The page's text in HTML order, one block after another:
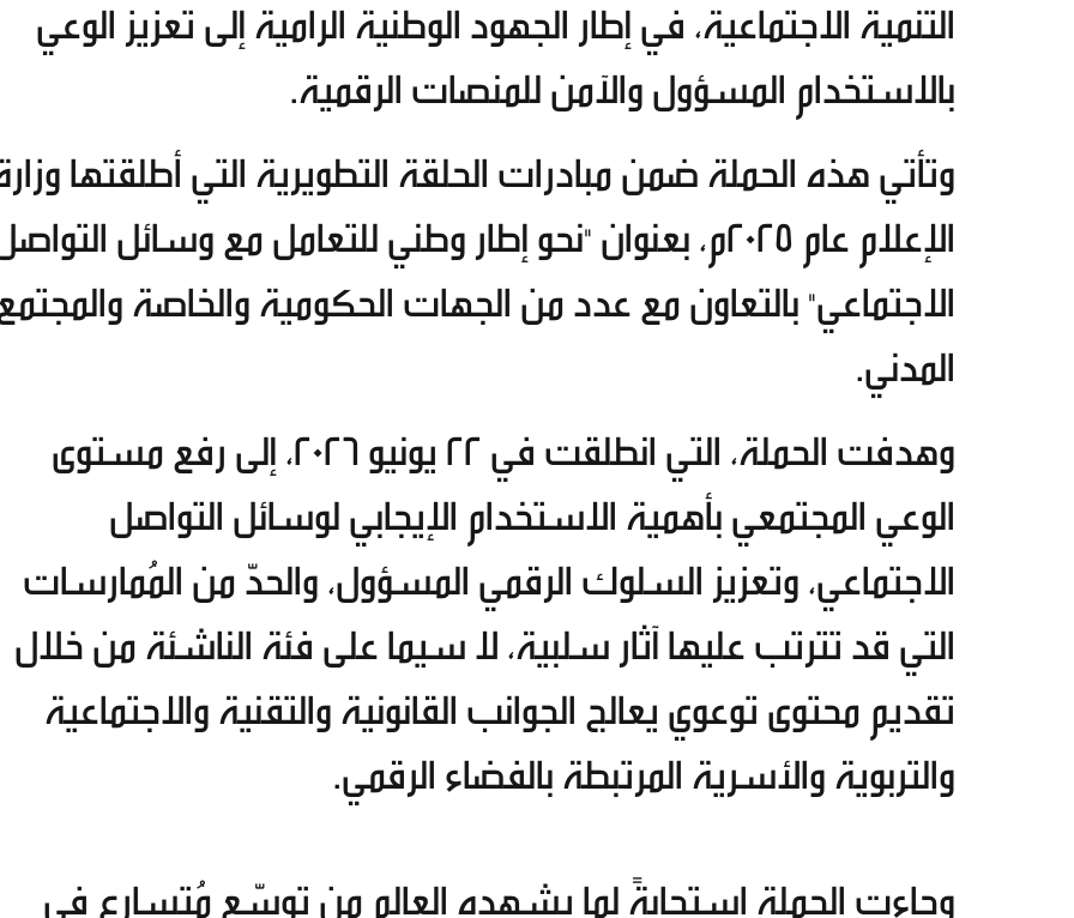
التنمية الاجتماعية، في إطار الجهود الوطنية الرامية إلى تعزيز الوعي
بالاستخدام المسؤول والآمن للمنصات الرقمية.
وتأتي هذه الحملة ضمن مبادرات الحلقة التطويرية التي أطلقتها
الإعلام عام ٢٠٢٥م، بعنوان "نحو إطار وطني للتعامل مع وسائل
الاجتماعي" بالتعاون مع عدد من الجهات الحكومية والخاصة
المدني.
وهدفت الحملة، التي انطلقت في 22 يونيو 2026، إلى رفع مستوى
الوعي المجتمعي بأهمية الاستخدام الإيجابي لوسائل التواصل
الاجتماعي، وتعزيز السلوك الرقمي المسؤول، والحدّ من المُمارسات
التي قد تترتب عليها آثار سلبية، لا سيما على فئة الناشئة من خلال
تقديم محتوى توعوي يعالج الجوانب القانونية والتقنية والاجتماعية
والتربوية والأسرية المرتبطة بالفضاء الرقمي.
وجاءت الحملة استجابةً لما يشهده العالم من توسّع مُتسارع في